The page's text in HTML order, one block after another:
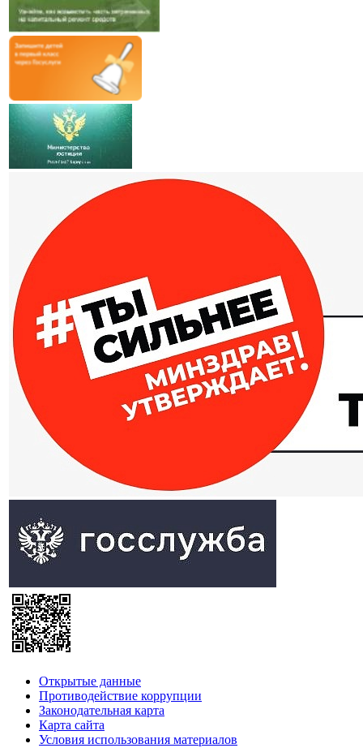
Открытые данные
Противодействие коррупции
Законодательная карта
Карта сайта
Условия использования материалов